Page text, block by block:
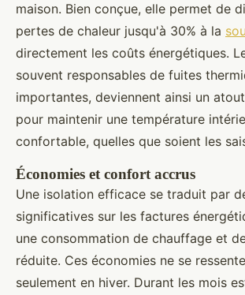
maison. Bien conçue, elle permet de
pertes de chaleur jusqu'à 30% à la
directement les coûts énergétiques.
souvent responsables de fuites
importantes, deviennent ainsi un
pour maintenir une température
confortable, quelles que soient les
Économies et confort accrus
Une isolation efficace se traduit par
significatives sur les factures
une consommation de chauffage et
réduite. Ces économies ne se
seulement en hiver. Durant les mois